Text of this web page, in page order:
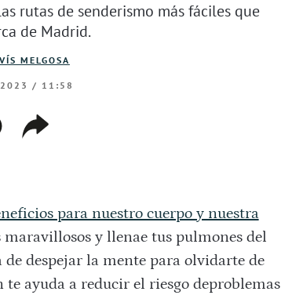
rutas de senderismo más fáciles que
de Madrid.
MELGOSA
2023 / 11:58
copiar
enlace
para nuestro cuerpo y nuestra
y llenae tus pulmones del
despejar la mente para olvidarte de
ayuda a reducir el riesgo deproblemas